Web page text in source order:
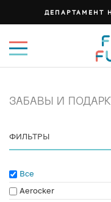
ДЕПАРТАМЕНТ
ЗАБАВЫ И
ФИЛЬТРЫ
Все
Aerocker